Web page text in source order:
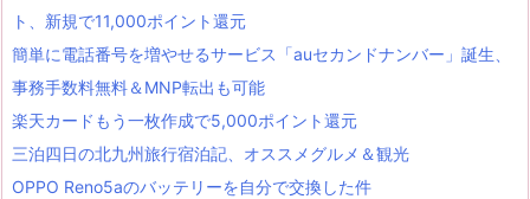
ト、新規で11,000ポイント還元
簡単に電話番号を増やせるサービス「auセカンドナンバー」誕生、
事務手数料無料＆MNP転出も可能
楽天カードもう一枚作成で5,000ポイント還元
三泊四日の北九州旅行宿泊記、オススメグルメ＆観光
OPPO Reno5aのバッテリーを自分で交換した件